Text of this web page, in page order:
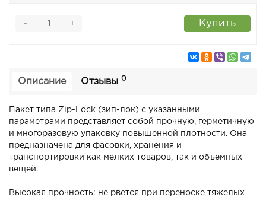
+
- Купить
Описание Отзывы 0
Пакет типа Zip-Lock (зип-лок) с указанными
параметрами представляет собой прочную, герметичную
и многоразовую упаковку повышенной плотности. Она
предназначена для фасовки, хранения и
транспортировки как мелких товаров, так и объемных
вещей.
Высокая прочность: не рвется при переноске тяжелых